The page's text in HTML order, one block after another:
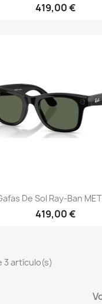
419,00 €
De Sol Ray-Ban
419,00 €
3 artículo(s)